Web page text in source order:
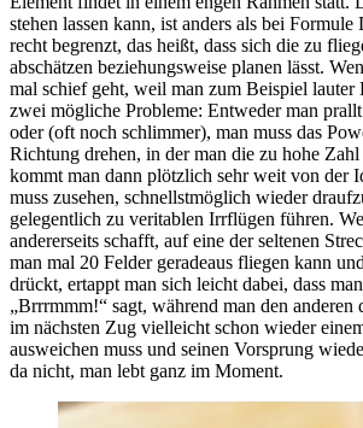
stehen lassen kann, ist anders als bei
recht begrenzt, das heißt, dass sich die zu
abschätzen beziehungsweise planen lässt.
mal schief geht, weil man zum Beispiel
zwei mögliche Probleme: Entweder man
oder (oft noch schlimmer), man muss das
Richtung drehen, in der man die zu hohe
kommt man dann plötzlich sehr weit von der
muss zusehen, schnellstmöglich wieder
gelegentlich zu veritablen Irrflügen führen.
andererseits schafft, auf eine der seltenen
man mal 20 Felder geradeaus fliegen kann
drückt, ertappt man sich leicht dabei, dass
„Brrrmmm!“ sagt, während man den anderen
im nächsten Zug vielleicht schon wieder
ausweichen muss und seinen Vorsprung
da nicht, man lebt ganz im Moment.